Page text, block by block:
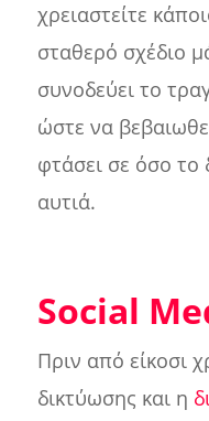
χρειαστείτε
σταθερό σχέδιο
συνοδεύει το
ώστε να
φτάσει σε όσο το
αυτιά.
Social
Πριν από είκοσι
δικτύωσης και η